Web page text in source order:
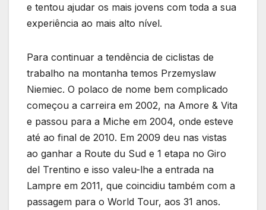
e tentou ajudar os mais jovens com toda a sua
experiência ao mais alto nível.
Para continuar a tendência de ciclistas de
trabalho na montanha temos Przemyslaw
Niemiec. O polaco de nome bem complicado
começou a carreira em 2002, na Amore & Vita
e passou para a Miche em 2004, onde esteve
até ao final de 2010. Em 2009 deu nas vistas
ao ganhar a Route du Sud e 1 etapa no Giro
del Trentino e isso valeu-lhe a entrada na
Lampre em 2011, que coincidiu também com a
passagem para o World Tour, aos 31 anos.